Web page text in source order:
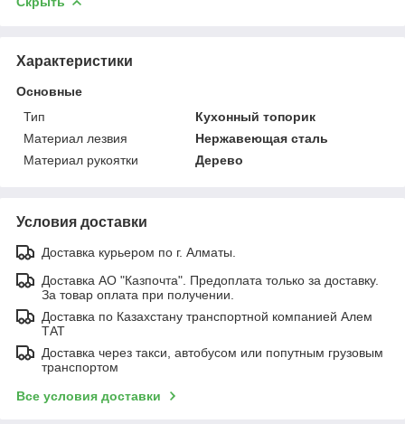
Характеристики
Основные
Тип
Кухонный топорик
Материал лезвия
Нержавеющая сталь
Материал рукоятки
Дерево
Условия доставки
Доставка курьером по г. Алматы.
Доставка АО "Казпочта". Предоплата только за доставку.
За товар оплата при получении.
Доставка по Казахстану транспортной компанией Алем
ТАТ
Доставка через такси, автобусом или попутным грузовым
транспортом
Все условия доставки